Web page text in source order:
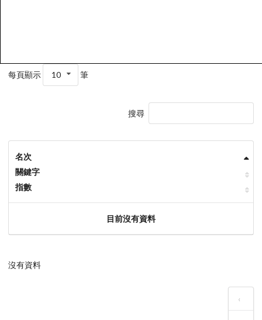
每頁顯示 10 筆
搜尋
名次
關鍵字
指數
目前沒有資料
沒有資料
‹